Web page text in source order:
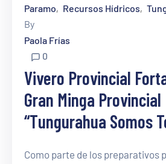
Paramo‚ Recursos Hídricos‚
By
Paola Frías
0
Vivero Provincial
Gran Minga Provincial
“Tungurahua Somos
Como parte de los preparativos